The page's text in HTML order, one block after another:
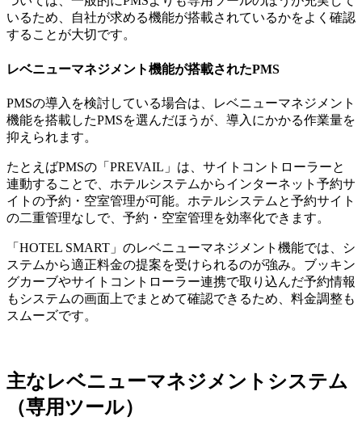
いるため、自社が求める機能が搭載されているかをよく確認
することが大切です。
レベニューマネジメント機能が搭載されたPMS
PMSの導入を検討している場合は、レベニューマネジメント
機能を搭載したPMSを選んだほうが、導入にかかる作業量を
抑えられます。
たとえばPMSの「PREVAIL」は、サイトコントローラーと
連動することで、ホテルシステムからインターネット予約サ
イトの予約・空室管理が可能。ホテルシステムと予約サイト
の二重管理なしで、予約・空室管理を効率化できます。
「HOTEL SMART」のレベニューマネジメント機能では、シ
ステムから適正料金の提案を受けられるのが強み。ブッキン
グカーブやサイトコントローラー連携で取り込んだ予約情報
もシステムの画面上でまとめて確認できるため、料金調整も
スムーズです。
主なレベニューマネジメントシステム
（専用ツール）